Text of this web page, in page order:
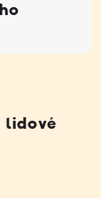
lidové